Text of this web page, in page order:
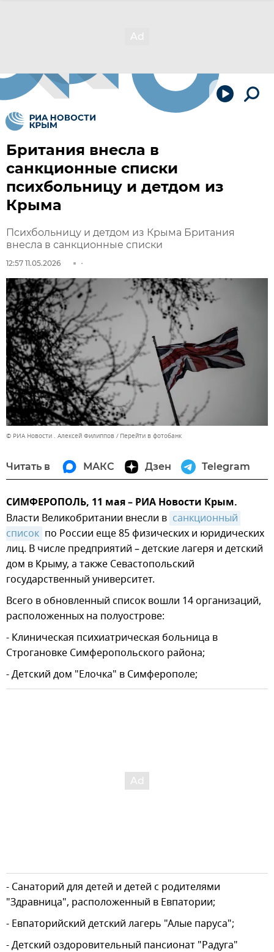
Британия внесла в
санкционные списки
психбольницу и детдом из
Крыма
Психбольницу и детдом из Крыма Британия
внесла в санкционные списки
12:57 11.05.2026
© РИА Новости . Алексей Филиппов Перейти в фотобанк
Читать в МАКС Дзен Telegram
СИМФЕРОПОЛЬ, 11 мая – РИА Новости Крым.
Власти Великобритании внесли в санкционный
список по России еще 85 физических и юридических
лиц. В числе предприятий – детские лагеря и детский
дом в Крыму, а также Севастопольский
государственный университет.
Всего в обновленный список вошли 14 организаций,
расположенных на полуострове:
- Клиническая психиатрическая больница в
Строгановке Симферопольского района;
- Детский дом "Елочка" в Симферополе;
- Санаторий для детей и детей с родителями
"Здравница", расположенный в Евпатории;
- Евпаторийский детский лагерь "Алые паруса";
- Детский оздоровительный пансионат "Радуга"